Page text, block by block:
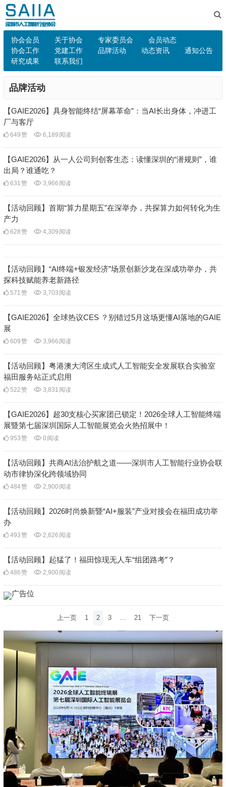
协会会员 关于协会 专家委员会
会员动态
协会工作
党建工作 品牌活动 动态资讯
通知公告
研究成果
联系我们
品牌活动
【GAIE2026】具身智能终结“屏幕革命”：当AI长出身体，冲进工
厂与客厅
649赞 6,189 阅读
【GAIE2026】从一人公司到创客生态：读懂深圳的“潜规则”，谁
出局？谁通吃？
631赞 3,966 阅读
【活动回顾】首期“算力星期五”在深举办，共探算力如何转化为生
产力
628赞 4,309 阅读
【活动回顾】“AI终端+银发经济”场景创新沙龙在深成功举办，共
探科技赋能养老新路径
571赞 3,703 阅读
【GAIE2026】全球热议CES ？别错过5月这场更懂AI落地的GAIE
展
609赞 3,966 阅读
【活动回顾】粤港澳大湾区生成式人工智能安全发展联合实验室
福田服务站正式启用
522赞 3,831 阅读
【GAIE2026】超30支核心买家团已锁定！2026全球人工智能终端
展暨第七届深圳国际人工智能展览会火热招展中！
953赞 0 阅读
【活动回顾】共商AI法治护航之道——深圳市人工智能行业协会联
动市律协深化跨领域协同
484赞 2,900 阅读
【活动回顾】2026时尚焕新暨“AI+服装”产业对接会在福田成功举
办
493赞 2,826 阅读
【活动回顾】起猛了！福田惊现无人车“组团路考”？
486赞 2,900 阅读
分
页
上一页 1 2 3 … 21 下一页